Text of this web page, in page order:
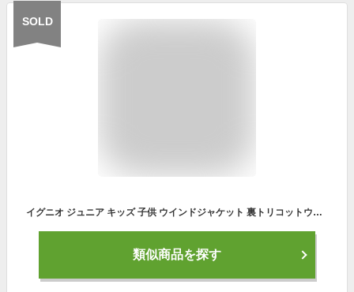
SOLD
イグニオ ジュニア キッズ 子供 ウインドジャケット 裏トリコットウインドジャケット IG-9A46002WJ スポーツウェア IGNIO
類似商品を探す